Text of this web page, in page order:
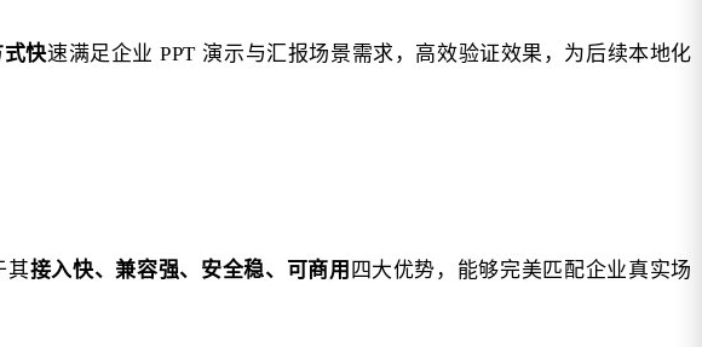
快速满足企业 PPT 演示与汇报场景需求，高效验证效果，为后续本地化
其接入快、兼容强、安全稳、可商用 四大优势，能够完美匹配企业真实场